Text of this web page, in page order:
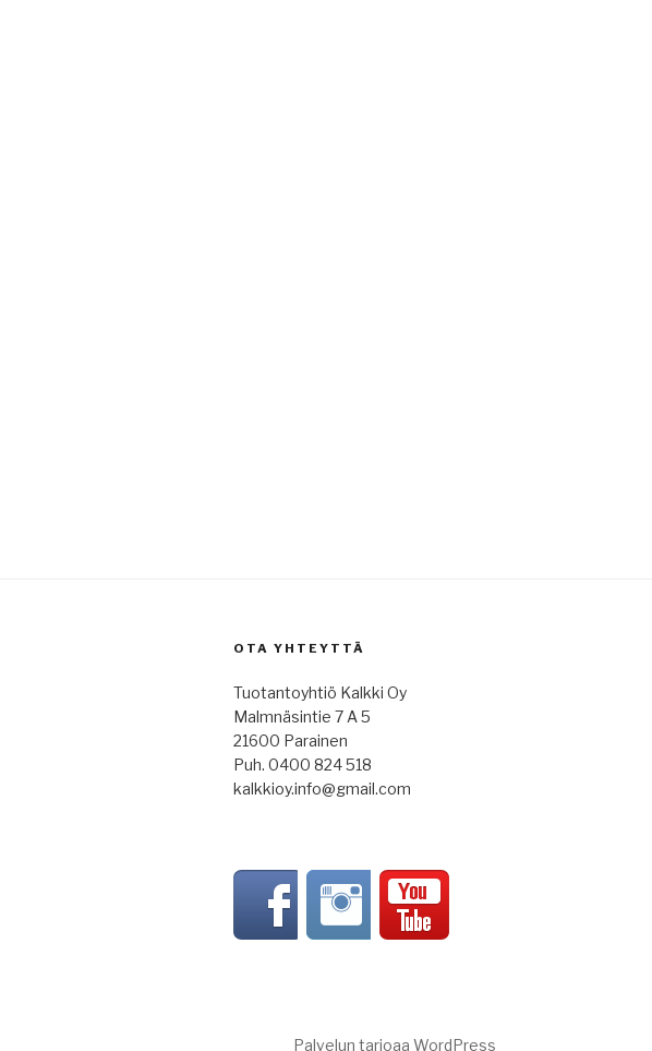
OTA YHTEYTTÄ
Tuotantoyhtiö Kalkki Oy
Malmnäsintie 7 A 5
21600 Parainen
Puh. 0400 824 518
kalkkioy.info@gmail.com
Palvelun tarjoaa WordPress